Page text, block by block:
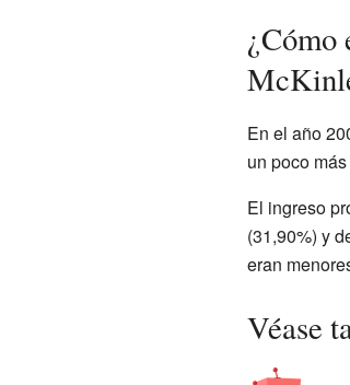
¿Cómo
En el año
un poco
El ingreso
(31,90%) y
eran
Véase